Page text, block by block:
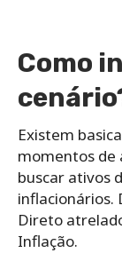
Como
Existem
momentos de
buscar ativos
inflacionários.
Direto
Inflação.